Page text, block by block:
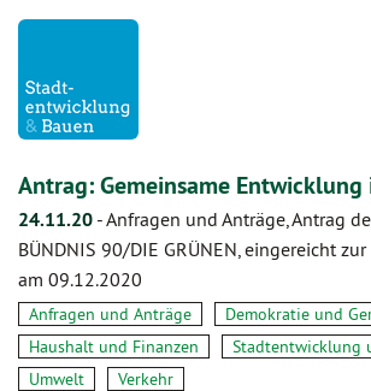
Antrag: Gemeinsame
24.11.20 -Anfragen und Anträge, Antrag
BÜNDNIS 90/DIE GRÜNEN, eingereicht
am 09.12.2020
Anfragen und Anträge
Demokratie und
Haushalt und Finanzen
Stadtentwicklung
Umwelt
Verkehr